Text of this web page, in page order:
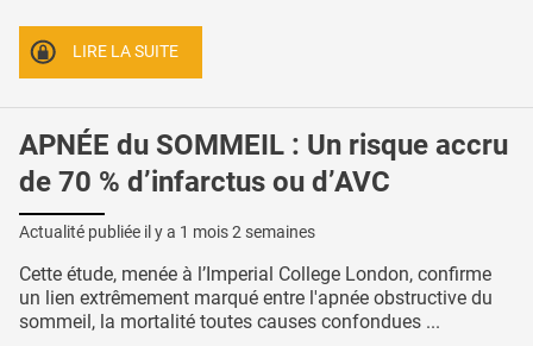
LIRE LA SUITE
APNÉE du SOMMEIL : Un risque accru
de 70 % d’infarctus ou d’AVC
Actualité publiée il y a 1 mois 2 semaines
Cette étude, menée à l’Imperial College London, confirme
un lien extrêmement marqué entre l'apnée obstructive du
sommeil, la mortalité toutes causes confondues ...